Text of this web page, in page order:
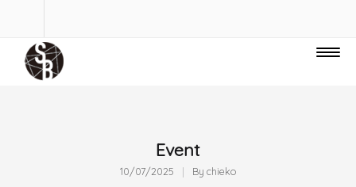
Event
10/07/2025 By chieko